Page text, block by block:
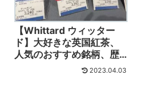
【Whittard ウィッター
ド】大好きな英国紅茶、
人気のおすすめ銘柄、歴
史、特徴、口コミ徹底解
2023.04.03